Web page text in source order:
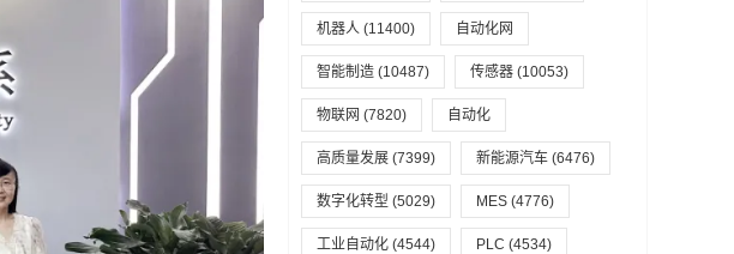
机器人 (11400) 自动化网
智能制造 (10487) 传感器 (10053)
物联网 (7820) 自动化
高质量发展 (7399) 新能源汽车 (6476)
数字化转型 (5029) MES (4776)
工业自动化 (4544) PLC (4534)